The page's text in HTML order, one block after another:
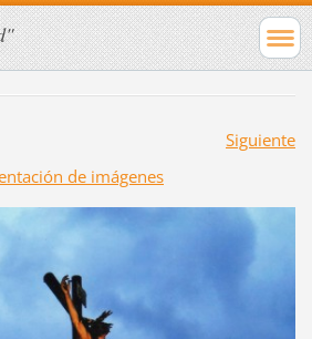
Siguiente
de imágenes